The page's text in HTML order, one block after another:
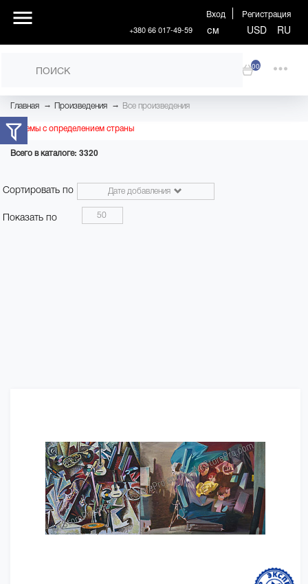
Вход Регистрация
+380 66 017-49-59 см USD RU
00
Главная → Произведения → Все произведения
Проблемы с определением страны
Всего в каталоге: 3320
Сортировать по Дате добавления
Показать по 50